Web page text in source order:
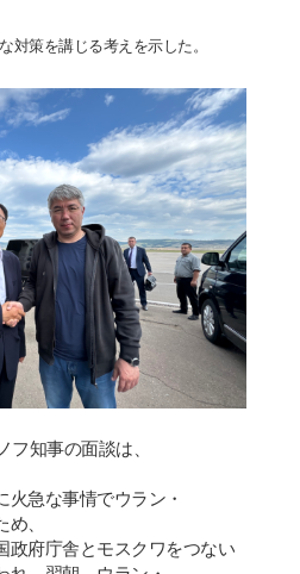
対策を講じる考えを示した。
フ知事の面談は、
火急な事情でウラン ・
め、
政府庁舎とモスクワをつない